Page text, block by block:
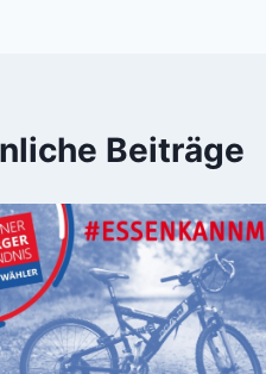
Beiträge